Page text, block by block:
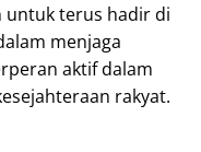
untuk terus hadir di
menjaga
aktif dalam
rakyat.